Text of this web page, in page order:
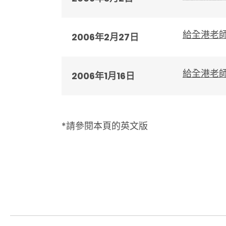
2006年2月27日 給全港老
2006年1月16日 給全港老
*請參閱本頁的英文版